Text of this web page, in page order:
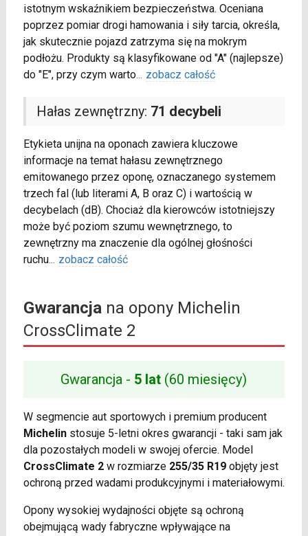
istotnym wskaźnikiem bezpieczeństwa. Oceniana
poprzez pomiar drogi hamowania i siły tarcia, określa,
jak skutecznie pojazd zatrzyma się na mokrym
podłożu. Produkty są klasyfikowane od "A" (najlepsze)
do "E", przy czym warto... zobacz całość
Hałas zewnętrzny: 71 decybeli
Etykieta unijna na oponach zawiera kluczowe
informacje na temat hałasu zewnętrznego
emitowanego przez oponę, oznaczanego systemem
trzech fal (lub literami A, B oraz C) i wartością w
decybelach (dB). Chociaż dla kierowców istotniejszy
może być poziom szumu wewnętrznego, to
zewnętrzny ma znaczenie dla ogólnej głośności
ruchu... zobacz całość
Gwarancjana opony Michelin
CrossClimate 2
Gwarancja - 5 lat (60 miesięcy)
W segmencie aut sportowych i premium producent
Michelinstosuje 5-letni okres gwarancji - taki sam jak
dla pozostałych modeli w swojej ofercie. Model
CrossClimate 2w rozmiarze 255/35 R19objęty jest
ochroną przed wadami produkcyjnymi i materiałowymi.
Opony wysokiej wydajności objęte są ochroną
obejmującą wady fabryczne wpływające na